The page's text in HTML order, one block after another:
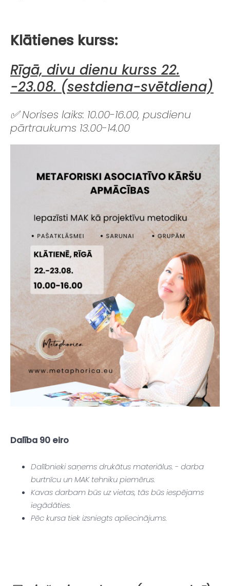
Klātienes kurss:
Rīgā, divu dienu kurss 22.
-23.08. (sestdiena-svētdiena)
✅ Norises laiks: 10.00-16.00, pusdienu
pārtraukums 13.00-14.00
Dalība 90 eiro
Dalībnieki saņems drukātus materiālus. - darba
burtnīcu un MAK tehniku piemērus.
Kavas darbam būs uz vietas, tās būs iespējams
iegādāties.
Pēc kursa tiek izsniegts apliecinājums.